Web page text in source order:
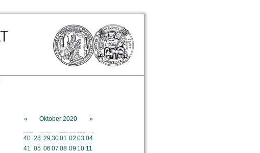
« Oktober 2020
»
40 28 293001 02 03 04
41 05 06 07 08 09 10 11